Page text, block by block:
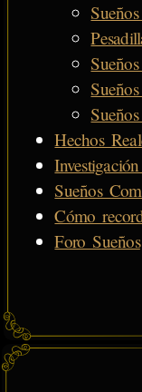
Hechos
Sueños
Cómo
Foro Sueños